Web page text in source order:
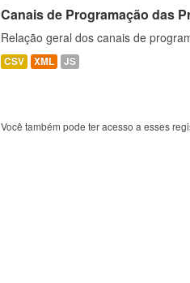
Canais de Programação das
Relação geral dos canais de
CSV XML JS
Você também pode ter acesso a esses